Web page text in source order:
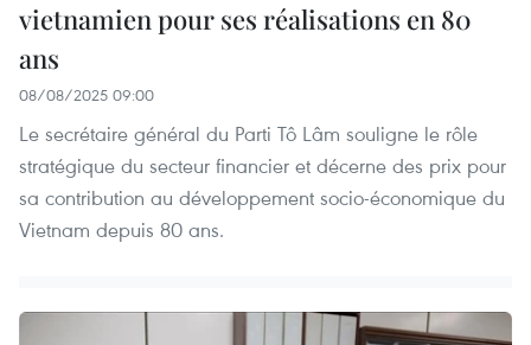
vietnamien pour ses réalisations en 80
ans
08/08/2025 09:00
Le secrétaire général du Parti Tô Lâm souligne le rôle
stratégique du secteur financier et décerne des prix pour
sa contribution au développement socio-économique du
Vietnam depuis 80 ans.